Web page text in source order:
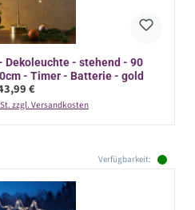
Dekoleuchte - stehend - 90
- Timer - Batterie - gold
Preis:
€
zzgl. Versandkosten
Verfügbarkeit: